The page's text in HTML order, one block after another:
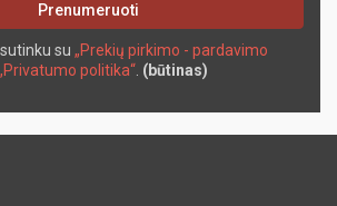
Prenumeruoti
su „Prekių pirkimo - pardavimo
politika“. (būtinas)